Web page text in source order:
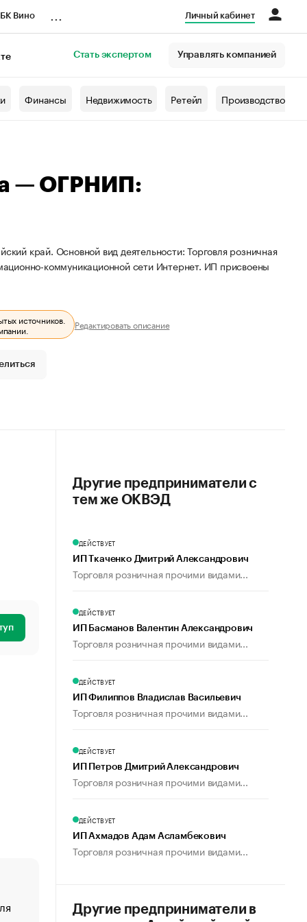
Вино Личный кабинет
Стать экспертом Управлять компанией
Финансы Недвижимость Ретейл Производство
— ОГРНИП:
край. Основной вид деятельности: Торговля розничная
коммуникационной сети Интернет. ИП присвоены
источников.
Редактировать описание
«От спорта тело стареет иначе». Как живет глава
Другие предприниматели с
тем же ОКВЭД
ДЕЙСТВУЕТ
ИП Ткаченко Дмитрий Александрович
Торговля розничная прочими видами...
ДЕЙСТВУЕТ
ИП Басманов Валентин Александрович
Торговля розничная прочими видами...
ДЕЙСТВУЕТ
ИП Филиппов Владислав Васильевич
Торговля розничная прочими видами...
ДЕЙСТВУЕТ
ИП Петров Дмитрий Александрович
Торговля розничная прочими видами...
ДЕЙСТВУЕТ
ИП Ахмадов Адам Асламбекович
Торговля розничная прочими видами...
Другие предприниматели в